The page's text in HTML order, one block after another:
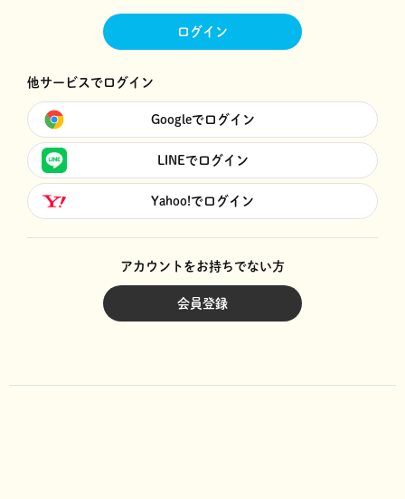
ログイン
他サービスでログイン
Googleでログイン
LINEでログイン
Yahoo!でログイン
アカウントをお持ちでない方
会員登録